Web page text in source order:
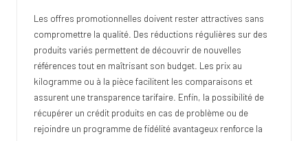
Les offres promotionnelles doivent rester attractives sans
compromettre la qualité. Des réductions régulières sur des
produits variés permettent de découvrir de nouvelles
références tout en maîtrisant son budget. Les prix au
kilogramme ou à la pièce facilitent les comparaisons et
assurent une transparence tarifaire. Enfin, la possibilité de
récupérer un crédit produits en cas de problème ou de
rejoindre un programme de fidélité avantageux renforce la